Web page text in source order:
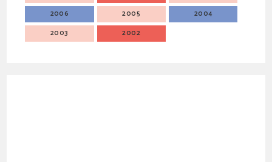
2006
2005
2004
2003
2002